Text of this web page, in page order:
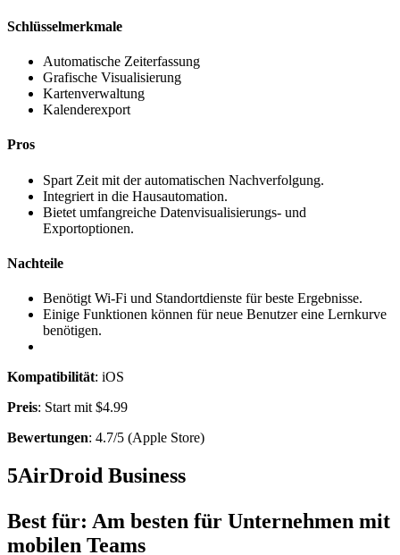
Schlüsselmerkmale
Automatische Zeiterfassung
Grafische Visualisierung
Kartenverwaltung
Kalenderexport
Pros
Spart Zeit mit der automatischen Nachverfolgung.
Integriert in die Hausautomation.
Bietet umfangreiche Datenvisualisierungs- und
Exportoptionen.
Nachteile
Benötigt Wi-Fi und Standortdienste für beste Ergebnisse.
Einige Funktionen können für neue Benutzer eine Lernkurve
benötigen.
Kompatibilität: iOS
Preis: Start mit $4.99
Bewertungen: 4.7/5 (Apple Store)
5AirDroid Business
Best für: Am besten für Unternehmen mit
mobilen Teams